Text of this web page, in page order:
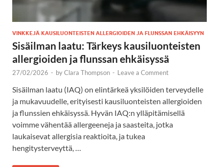
VINKKEJÄ KAUSILUONTEISTEN ALLERGIOIDEN JA FLUNSSAN EHKÄISYYN
Sisäilman laatu: Tärkeys kausiluonteisten
allergioiden ja flunssan ehkäisyssä
27/02/2026 - byClara Thompson - Leave a Comment
Sisäilman laatu (IAQ) on elintärkeä yksilöiden terveydelle
ja mukavuudelle, erityisesti kausiluonteisten allergioiden
ja flunssien ehkäisyssä. Hyvän IAQ:n ylläpitämisellä
voimme vähentää allergeeneja ja saasteita, jotka
laukaisevat allergisia reaktioita, ja tukea
hengitysterveyttä, …